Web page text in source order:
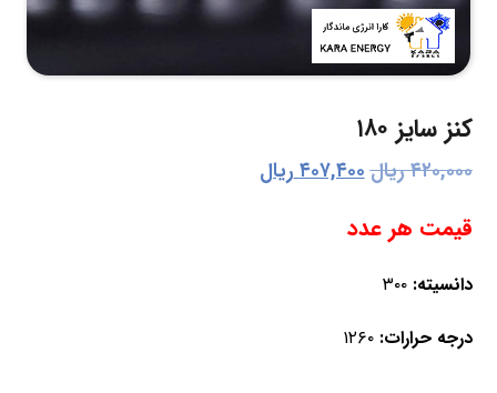
کنز سایز ۱۸۰
۴۲۰,۰۰۰ریال۴۰۷,۴۰۰ریال
قیمت هر عدد
دانسیته: ۳۰۰
درجه حرارات: ۱۲۶۰